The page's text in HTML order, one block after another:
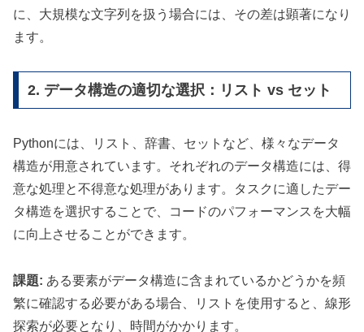
に、大規模な文字列を扱う場合には、その差は顕著になり
ます。
2. データ構造の適切な選択：リスト vs セット
Pythonには、リスト、辞書、セットなど、様々なデータ
構造が用意されています。それぞれのデータ構造には、得
意な処理と不得意な処理があります。タスクに適したデー
タ構造を選択することで、コードのパフォーマンスを大幅
に向上させることができます。
課題: ある要素がデータ構造に含まれているかどうかを頻
繁に確認する必要がある場合、リストを使用すると、線形
探索が必要となり、時間がかかります。